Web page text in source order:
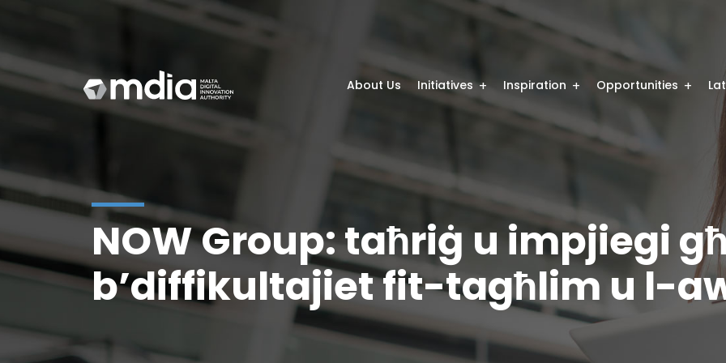
About Us Initiatives Inspiration Opportunities
NOW Group: taħriġ u impjiegi
b’diffikultajiet fit-tagħlim u l-